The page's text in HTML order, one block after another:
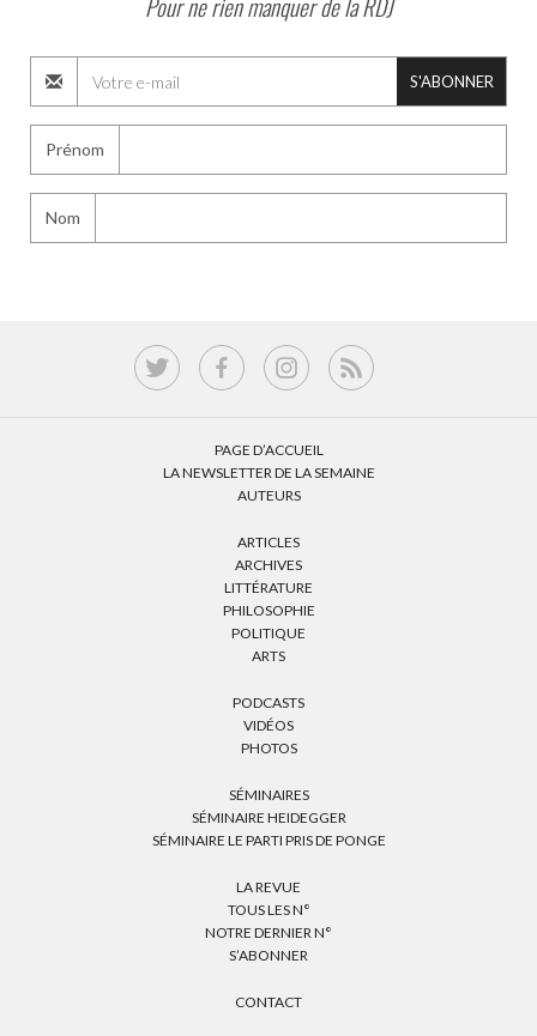
S'ABONNER
Prénom
Nom
PAGE D’ACCUEIL
LA NEWSLETTER DE LA SEMAINE
AUTEURS
ARTICLES
ARCHIVES
LITTÉRATURE
PHILOSOPHIE
POLITIQUE
ARTS
PODCASTS
VIDÉOS
PHOTOS
SÉMINAIRES
SÉMINAIRE HEIDEGGER
SÉMINAIRE LE PARTI PRIS DE PONGE
LA REVUE
TOUS LES N°
NOTRE DERNIER N°
S’ABONNER
CONTACT